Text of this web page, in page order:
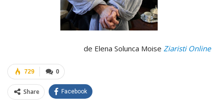
de Elena Solunca Moise Ziaristi Online
0
729
Share Facebook